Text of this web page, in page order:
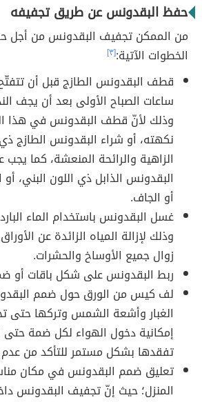
حفظ البقدونس عن طريق تجفيفه
من الممكن تجفيف البقدونس من أجل
الخطوات الآتية:[٣]
قطف البقدونس الطازج قبل أن
ساعات الصباح الأولى بعد أن يجف
وذلك لأنّ قطف البقدونس في هذا
نكهته، أو شراء البقدونس الطازج ذي
الزاهية والرائحة المنعشة، كما يجب
البقدونس الذابل ذي اللون البني،
أو الجاف.
غسل البقدونس باستخدام الماء
وذلك لإزالة المياه الزائدة عن
زوال جميع الأوساخ والحشرات.
ربط البقدونس على شكل باقات أو
لف كيس من الورق حول ضمم
الغبار وأشعة الشمس وتركها حتى
إمكانية دخول الهواء لكل ضمة حتى
تفقدها بشكل مستمر للتأكد من
تعليق ضمم البقدونس في مكان
المنزل؛ حيث إنّ تجفيف البقدونس